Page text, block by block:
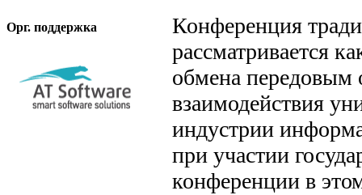
Орг. поддержка
Конференция
рассматривается
обмена передовым
взаимодействия
индустрии
при участии
конференции в